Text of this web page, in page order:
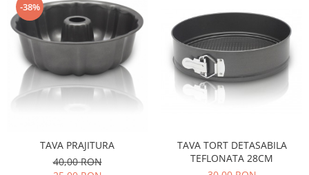
-38%
TAVA PRAJITURA
40,00 RON
TAVA TORT DETASABILA
TEFLONATA 28CM